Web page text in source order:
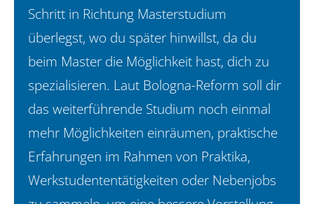
Schritt in Richtung Masterstudium
überlegst, wo du später hinwillst, da du
beim Master die Möglichkeit hast, dich zu
spezialisieren. Laut Bologna-Reform soll dir
das weiterführende Studium noch einmal
mehr Möglichkeiten einräumen, praktische
Erfahrungen im Rahmen von Praktika,
Werkstudententätigkeiten oder Nebenjobs